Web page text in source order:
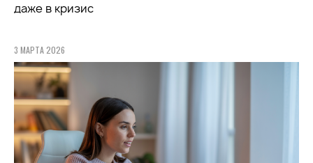
даже в кризис
3 МАРТА 2026